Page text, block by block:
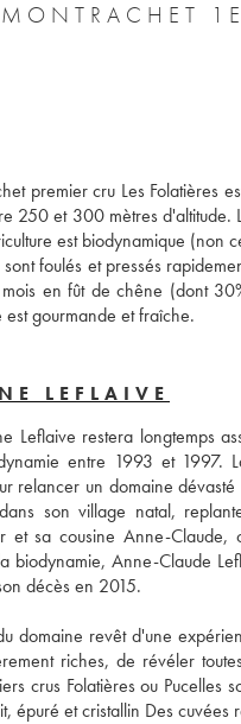
premier cru Les Folatières
250 et 300 mètres
est biodynamique
foulés et pressés
en fût de chêne (dont
est gourmande et fraîche.
LEFLAIVE
Leflaive restera longtemps
entre 1993 et 1997.
relancer un domaine
son village natal,
et sa cousine Anne-Claude,
biodynamie, Anne-Claude
décès en 2015.
domaine revêt d'une
riches, de révéler
crus Folatières ou Pucelles
épuré et cristallin Des